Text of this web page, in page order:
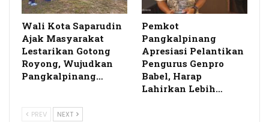
Wali Kota Saparudin
Ajak Masyarakat
Lestarikan Gotong
Royong, Wujudkan
Pangkalpinang…
Pemkot
Pangkalpinang
Apresiasi Pelantikan
Pengurus Genpro
Babel, Harap
Lahirkan Lebih…
PREV NEXT